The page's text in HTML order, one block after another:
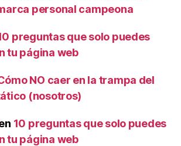
personal campeona
preguntas que solo puedes
tu página web
NO caer en la trampa del
(nosotros)
10 preguntas que solo puedes
tu página web